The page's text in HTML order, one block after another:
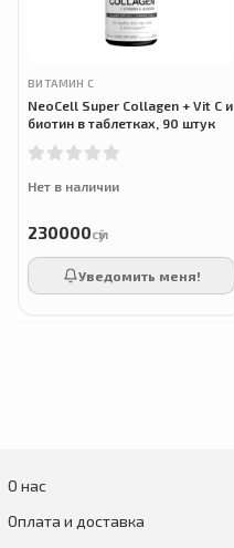
ВИТАМИН С
NeoCell Super Collagen + Vit C и
биотин в таблетках, 90 штук
Нет в наличии
230000сӯм
Уведомить меня!
О нас
Оплата и доставка